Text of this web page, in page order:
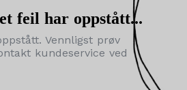
feil har oppstått...
Vennligst prøv
kundeservice ved